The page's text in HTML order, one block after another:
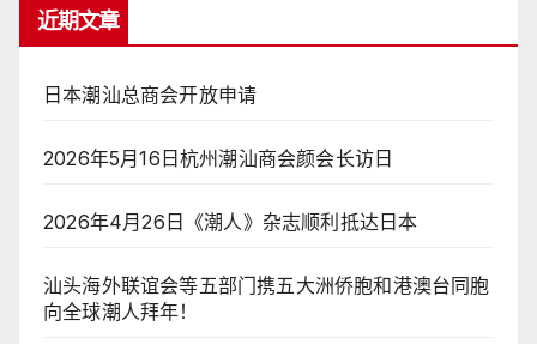
近期文章
日本潮汕总商会开放申请
2026年5月16日杭州潮汕商会颜会长访日
2026年4月26日《潮人》杂志顺利抵达日本
汕头海外联谊会等五部门携五大洲侨胞和港澳台同胞
向全球潮人拜年！